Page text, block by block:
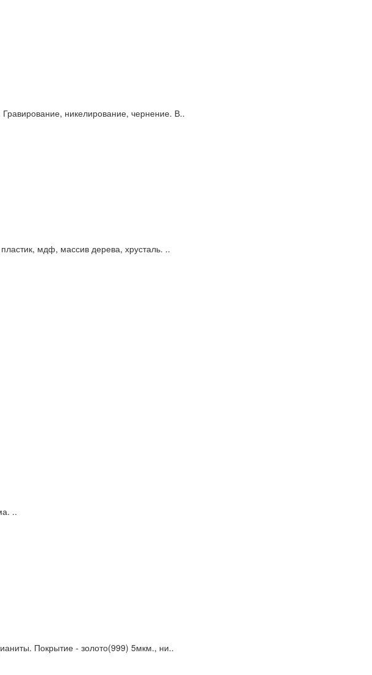
никелирование, чернение. В..
мдф, массив дерева, хрусталь. ..
..
Покрытие - золото(999) 5мкм., ни..